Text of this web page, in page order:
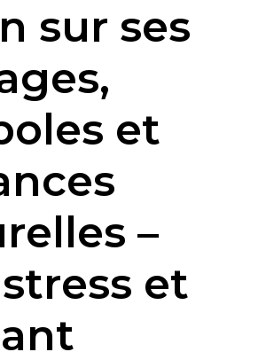
sur ses
et
–
et